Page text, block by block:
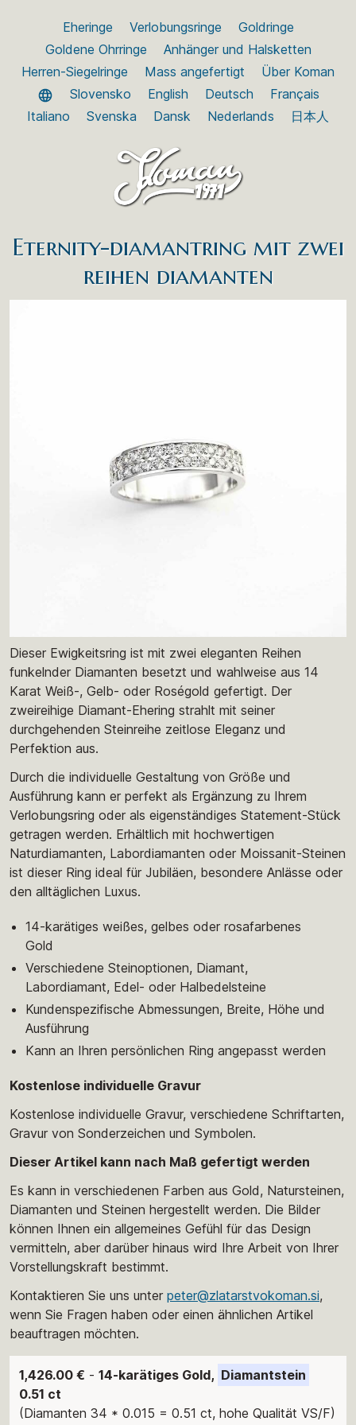
Eheringe Verlobungsringe
Goldringe
Goldene Ohrringe
Anhänger und Halsketten
Herren-Siegelringe
Mass angefertigt
Über Koman
Slovensko
English Deutsch
Français
Italiano
Svenska Dansk Nederlands 日本人
Eternity-diamantring mit zwei
reihen diamanten
Dieser Ewigkeitsring ist mit zwei eleganten Reihen
funkelnder Diamanten besetzt und wahlweise aus 14
Karat Weiß-, Gelb- oder Roségold gefertigt. Der
zweireihige Diamant-Ehering strahlt mit seiner
durchgehenden Steinreihe zeitlose Eleganz und
Perfektion aus.
Durch die individuelle Gestaltung von Größe und
Ausführung kann er perfekt als Ergänzung zu Ihrem
Verlobungsring oder als eigenständiges Statement-Stück
getragen werden. Erhältlich mit hochwertigen
Naturdiamanten, Labordiamanten oder Moissanit-Steinen
ist dieser Ring ideal für Jubiläen, besondere Anlässe oder
den alltäglichen Luxus.
14-karätiges weißes, gelbes oder rosafarbenes
Gold
Verschiedene Steinoptionen, Diamant,
Labordiamant, Edel- oder Halbedelsteine
Kundenspezifische Abmessungen, Breite, Höhe und
Ausführung
Kann an Ihren persönlichen Ring angepasst werden
Kostenlose individuelle Gravur
Kostenlose individuelle Gravur, verschiedene Schriftarten,
Gravur von Sonderzeichen und Symbolen.
Dieser Artikel kann nach Maß gefertigt werden
Es kann in verschiedenen Farben aus Gold, Natursteinen,
Diamanten und Steinen hergestellt werden. Die Bilder
können Ihnen ein allgemeines Gefühl für das Design
vermitteln, aber darüber hinaus wird Ihre Arbeit von Ihrer
Vorstellungskraft bestimmt.
Kontaktieren Sie uns unter peter@zlatarstvokoman.si,
wenn Sie Fragen haben oder einen ähnlichen Artikel
beauftragen möchten.
1,426.00 € - 14-karätiges Gold, Diamantstein
0.51 ct
(Diamanten 34 * 0.015 = 0.51 ct, hohe Qualität VS/F)